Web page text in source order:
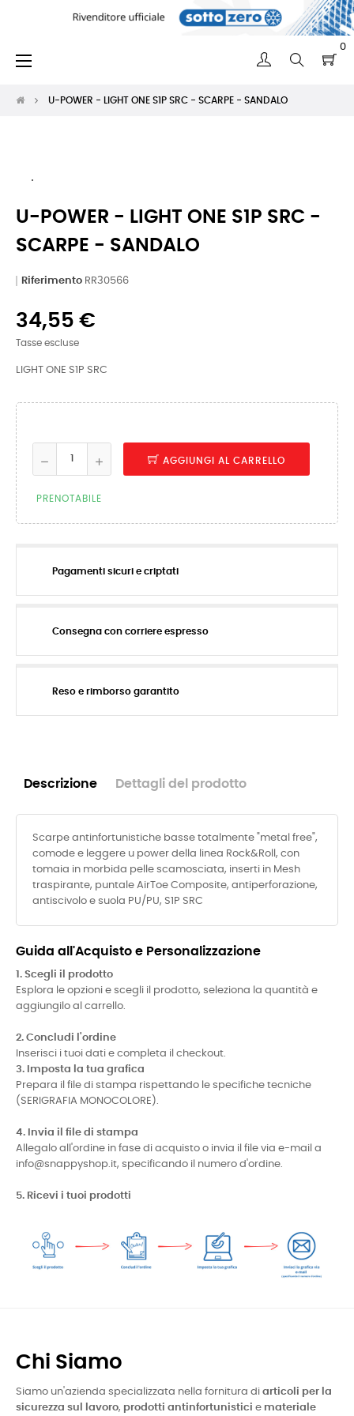
0
navigazione
☰
U-POWER - LIGHT ONE S1P SRC - SCARPE - SANDALO
U-POWER - LIGHT ONE S1P SRC -
SCARPE - SANDALO
Riferimento RR30566
34,55 €
Tasse escluse
LIGHT ONE S1P SRC
AGGIUNGI AL CARRELLO
PRENOTABILE
Pagamenti sicuri e criptati
Consegna con corriere espresso
Reso e rimborso garantito
Descrizione Dettagli del prodotto
Scarpe antinfortunistiche basse totalmente "metal free",
comode e leggere u power della linea Rock&Roll, con
tomaia in morbida pelle scamosciata, inserti in Mesh
traspirante, puntale AirToe Composite, antiperforazione,
antiscivolo e suola PU/PU, S1P SRC
Guida all'Acquisto e Personalizzazione
1. Scegli il prodotto
Esplora le opzioni e scegli il prodotto, seleziona la quantità e
aggiungilo al carrello.
2. Concludi l'ordine
Inserisci i tuoi dati e completa il checkout.
3. Imposta la tua grafica
Prepara il file di stampa rispettando le specifiche tecniche
(SERIGRAFIA MONOCOLORE).
4. Invia il file di stampa
Allegalo all'ordine in fase di acquisto o invia il file via e-mail a
info@snappyshop.it, specificando il numero d'ordine.
5. Ricevi i tuoi prodotti
Chi Siamo
Siamo un'azienda specializzata nella fornitura di articoli per la
sicurezza sul lavoro, prodotti antinfortunistici e materiale